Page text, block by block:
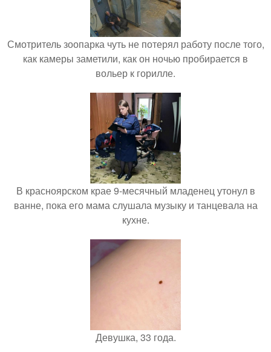
Смотритель зоопарка чуть не потерял работу после того,
как камеры заметили, как он ночью пробирается в
вольер к горилле.
В красноярском крае 9-месячный младенец утонул в
ванне, пока его мама слушала музыку и танцевала на
кухне.
Девушка, 33 года.